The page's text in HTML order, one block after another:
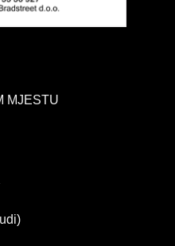
MJESTU